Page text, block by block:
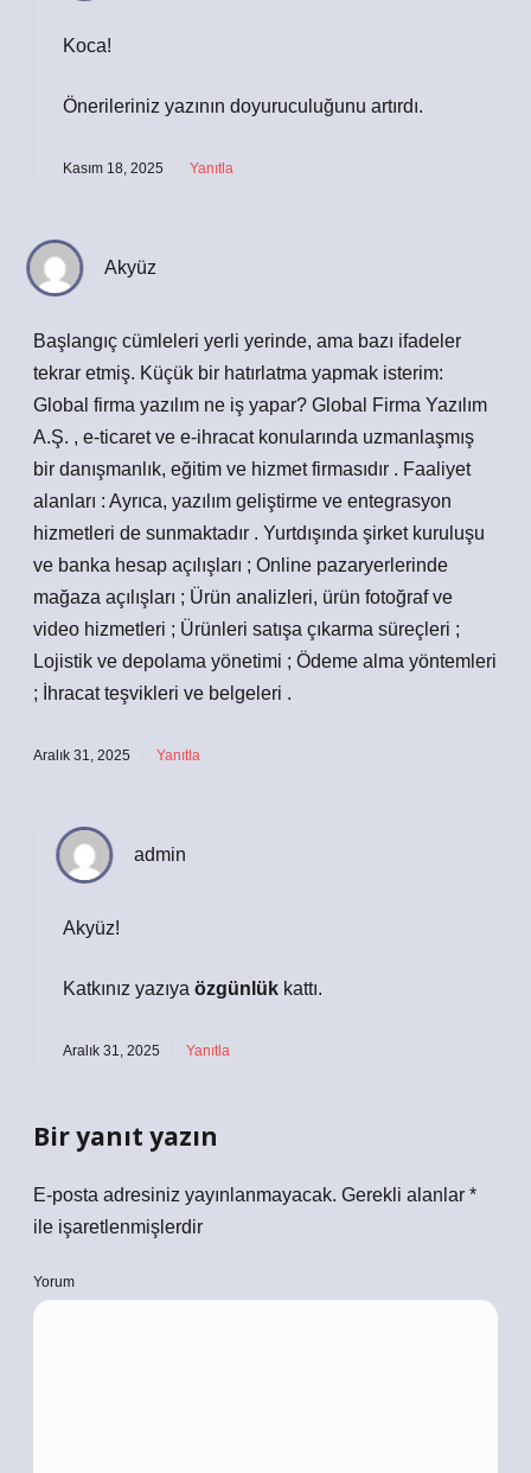
Koca!
Önerileriniz yazının doyuruculuğunu artırdı.
Kasım 18, 2025 Yanıtla
Akyüz
Başlangıç cümleleri yerli yerinde, ama bazı ifadeler
tekrar etmiş. Küçük bir hatırlatma yapmak isterim:
Global firma yazılım ne iş yapar? Global Firma Yazılım
A.Ş. , e-ticaret ve e-ihracat konularında uzmanlaşmış
bir danışmanlık, eğitim ve hizmet firmasıdır . Faaliyet
alanları : Ayrıca, yazılım geliştirme ve entegrasyon
hizmetleri de sunmaktadır . Yurtdışında şirket kuruluşu
ve banka hesap açılışları ; Online pazaryerlerinde
mağaza açılışları ; Ürün analizleri, ürün fotoğraf ve
video hizmetleri ; Ürünleri satışa çıkarma süreçleri ;
Lojistik ve depolama yönetimi ; Ödeme alma yöntemleri
; İhracat teşvikleri ve belgeleri .
Aralık 31, 2025 Yanıtla
admin
Akyüz!
Katkınız yazıya özgünlük kattı.
Aralık 31, 2025 Yanıtla
Bir yanıt yazın
E-posta adresiniz yayınlanmayacak. Gerekli alanlar *
ile işaretlenmişlerdir
Yorum